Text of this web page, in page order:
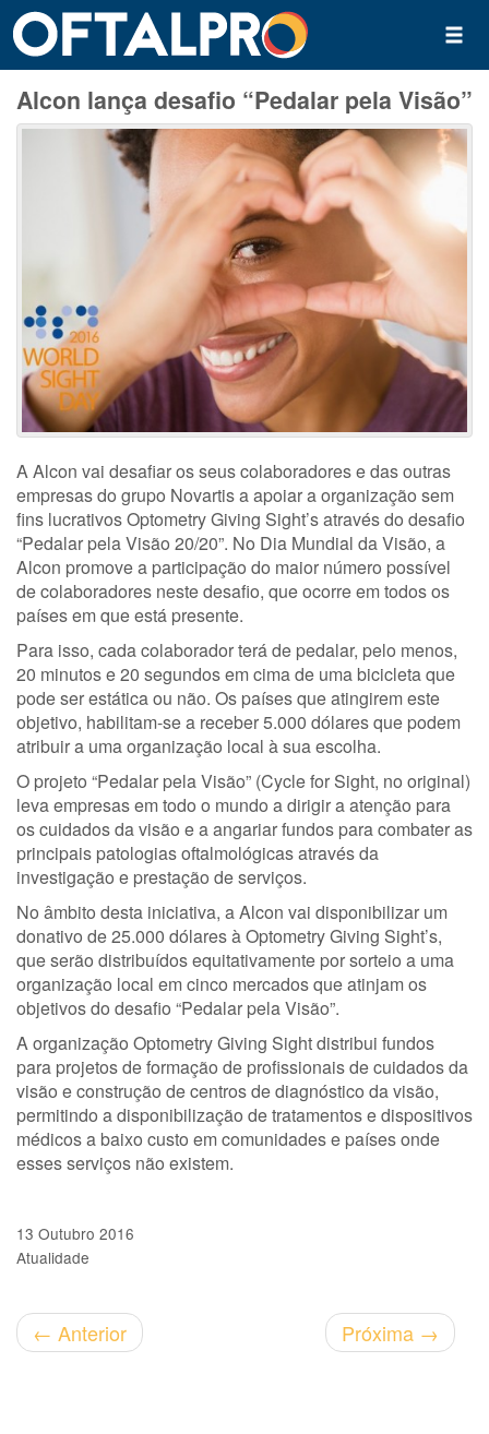
Alcon lança desafio “Pedalar pela Visão”
A Alcon vai desafiar os seus colaboradores e das outras
empresas do grupo Novartis a apoiar a organização sem
fins lucrativos Optometry Giving Sight’s através do desafio
“Pedalar pela Visão 20/20”. No Dia Mundial da Visão, a
Alcon promove a participação do maior número possível
de colaboradores neste desafio, que ocorre em todos os
países em que está presente.
Para isso, cada colaborador terá de pedalar, pelo menos,
20 minutos e 20 segundos em cima de uma bicicleta que
pode ser estática ou não. Os países que atingirem este
objetivo, habilitam-se a receber 5.000 dólares que podem
atribuir a uma organização local à sua escolha.
O projeto “Pedalar pela Visão” (Cycle for Sight, no original)
leva empresas em todo o mundo a dirigir a atenção para
os cuidados da visão e a angariar fundos para combater as
principais patologias oftalmológicas através da
investigação e prestação de serviços.
No âmbito desta iniciativa, a Alcon vai disponibilizar um
donativo de 25.000 dólares à Optometry Giving Sight’s,
que serão distribuídos equitativamente por sorteio a uma
organização local em cinco mercados que atinjam os
objetivos do desafio “Pedalar pela Visão”.
A organização Optometry Giving Sight distribui fundos
para projetos de formação de profissionais de cuidados da
visão e construção de centros de diagnóstico da visão,
permitindo a disponibilização de tratamentos e dispositivos
médicos a baixo custo em comunidades e países onde
esses serviços não existem.
13 Outubro 2016
Atualidade
← Anterior Próxima →